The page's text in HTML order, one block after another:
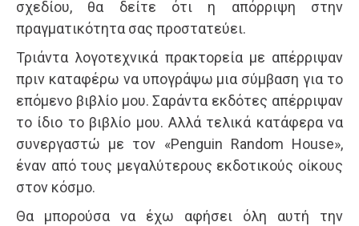
σχεδίου, θα δείτε ότι η απόρριψη στην
πραγματικότητα σας προστατεύει.
Τριάντα λογοτεχνικά πρακτορεία με απέρριψαν
πριν καταφέρω να υπογράψω μια σύμβαση για το
επόμενο βιβλίο μου. Σαράντα εκδότες απέρριψαν
το ίδιο το βιβλίο μου. Αλλά τελικά κατάφερα να
συνεργαστώ με τον «Penguin Random House»,
έναν από τους μεγαλύτερους εκδοτικούς οίκους
στον κόσμο.
Θα μπορούσα να έχω αφήσει όλη αυτή την